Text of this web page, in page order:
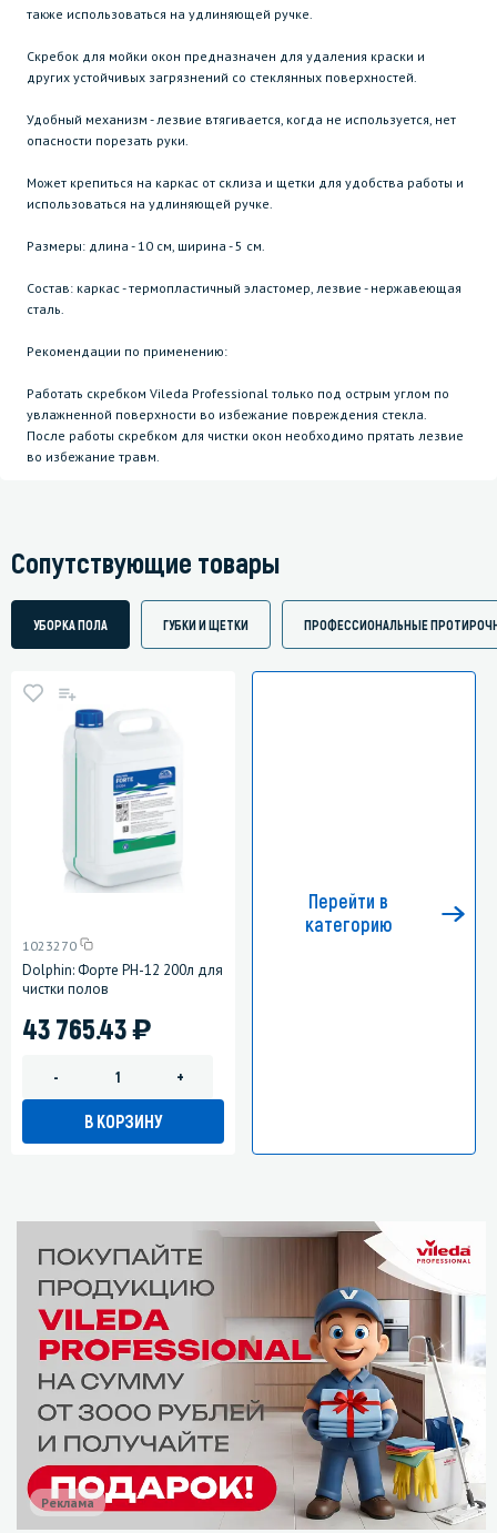
также использоваться на удлиняющей ручке.
Скребок для мойки окон предназначен для удаления краски и
других устойчивых загрязнений со стеклянных поверхностей.
Удобный механизм - лезвие втягивается, когда не используется, нет
опасности порезать руки.
Может крепиться на каркас от склиза и щетки для удобства работы и
использоваться на удлиняющей ручке.
Размеры: длина - 10 см, ширина - 5 см.
Состав: каркас - термопластичный эластомер, лезвие - нержавеющая
сталь.
Рекомендации по применению:
Работать скребком Vileda Professional только под острым углом по
увлажненной поверхности во избежание повреждения стекла.
После работы скребком для чистки окон необходимо прятать лезвие
во избежание травм.
Сопутствующие товары
УБОРКА ПОЛА ГУБКИ И ЩЕТКИ ПРОФЕССИОНАЛЬНЫЕ
1023270
Dolphin: Форте РН-12 200л для
чистки полов
43 765.43)
- +
В КОРЗИНУ
Перейти в
категорию
Реклама